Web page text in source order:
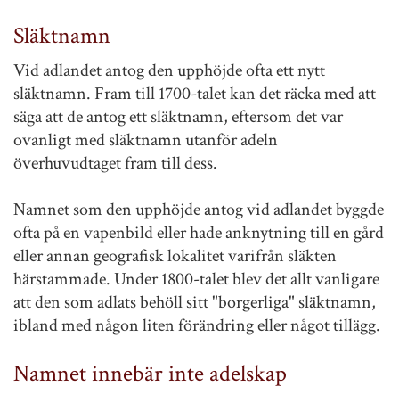
Släktnamn
Vid adlandet antog den upphöjde ofta ett nytt
släktnamn. Fram till 1700-talet kan det räcka med att
säga att de antog ett släktnamn, eftersom det var
ovanligt med släktnamn utanför adeln
överhuvudtaget fram till dess.
Namnet som den upphöjde antog vid adlandet byggde
ofta på en vapenbild eller hade anknytning till en gård
eller annan geografisk lokalitet varifrån släkten
härstammade. Under 1800-talet blev det allt vanligare
att den som adlats behöll sitt "borgerliga" släktnamn,
ibland med någon liten förändring eller något tillägg.
Namnet innebär inte adelskap